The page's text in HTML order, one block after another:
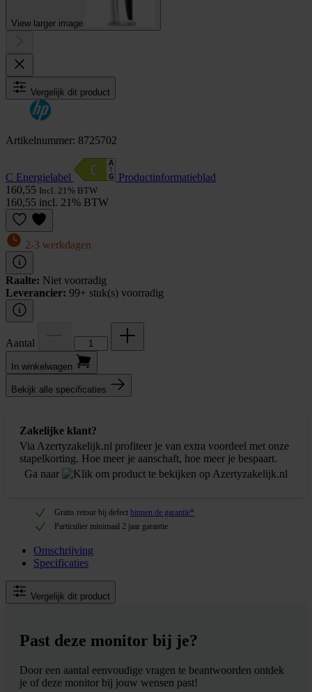
View larger image
Vergelijk dit product
Artikelnummer: 8725702
C Energielabel
Product­informatieblad
160,55 Incl. 21% BTW
160,55 incl. 21% BTW
2-3 werkdagen
Raalte: Niet voorradig
Leverancier: 99+ stuk(s) voorradig
Aantal
In winkel­wagen
Bekijk alle specificaties
Zakelijke klant?
Via Azertyzakelijk.nl profiteer je van extra voordeel met onze
stapelkorting. Hoe meer je aanschaft, hoe meer je bespaart.
Ga naar
Gratis retour bij defect binnen de garantie*
Particulier minimaal 2 jaar garantie
Omschrijving
Specificaties
Vergelijk dit product
Past deze monitor bij je?
Door een aantal eenvoudige vragen te beantwoorden ontdek
je of deze monitor bij jouw wensen past!